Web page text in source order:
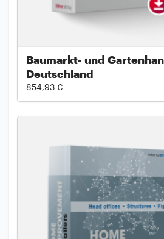
Baumarkt- und
Deutschland
854,93 €